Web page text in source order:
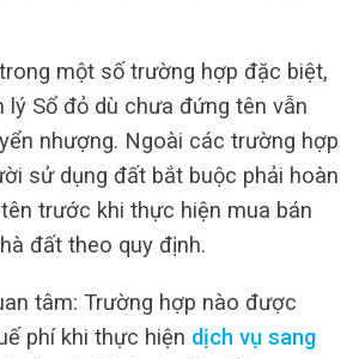
một số trường hợp đặc biệt,
lý Sổ đỏ dù chưa đứng tên vẫn
nhượng. Ngoài các trường hợp
sử dụng đất bắt buộc phải hoàn
trước khi thực hiện mua bán
đất theo quy định.
tâm: Trường hợp nào được
phí khi thực hiện dịch vụ sang